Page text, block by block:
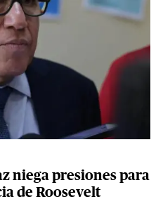
niega presiones para
de Roosevelt